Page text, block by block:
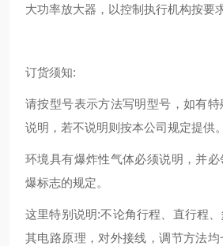
大功率放大器，以控制执行机构按要
订货须知:
请按型号表示方法写明型号，如有
说明，若不说明则按本公司规定提供。
环境具有爆炸性气体必须说明，并
爆标志的规定。
这里特别说明:不论角行程、直行程
其电路原理，对外接线，调节方法